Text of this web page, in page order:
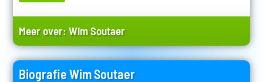
Meer over:Wim Soutaer
Biografie Wim Soutaer